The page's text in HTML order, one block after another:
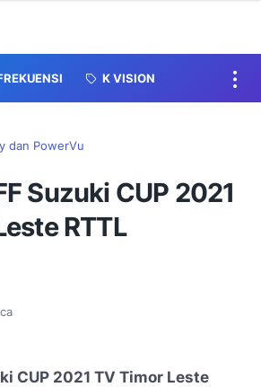
K VISION
dan PowerVu
Suzuki CUP 2021
RTTL
CUP 2021 TV Timor Leste